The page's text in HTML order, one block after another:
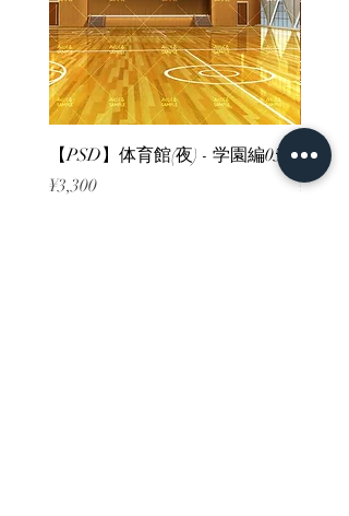
【PSD】体育館(夜) - 学園編05
Price
¥3,300
【
Price
¥3,300